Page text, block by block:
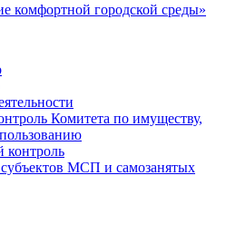
комфортной городской среды»
Комитета по имуществу,
МСП и самозанятых